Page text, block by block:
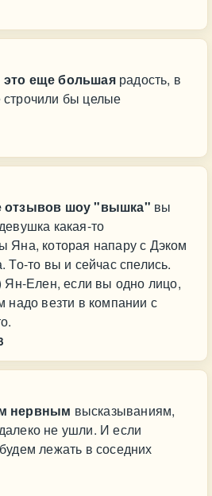
это еще большаярадость, в
строчили бы целые
отзывов шоу "вышка" вы
какая-то
Яна, которая напару с Дэком
То-то вы и сейчас спелись.
Ян-Елен, если вы одно лицо,
надо везти в компании с
нервным высказываниям,
не ушли. И если
лежать в соседних